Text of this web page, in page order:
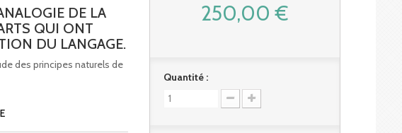
DE LA
QUI ONT
DU LANGAGE.
des principes naturels de
250,00 €
Quantité :